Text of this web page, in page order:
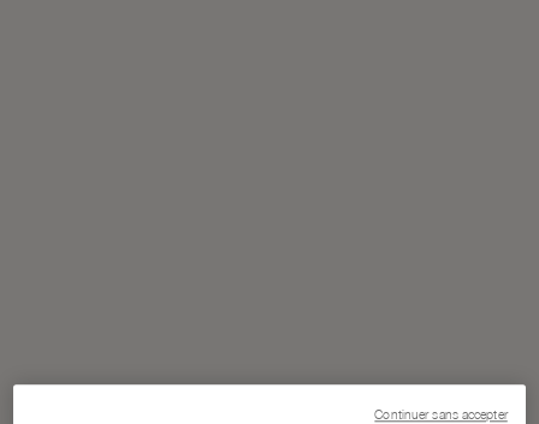
Continuer sans accepter